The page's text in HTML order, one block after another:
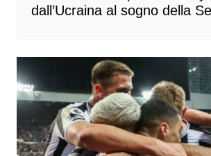
dall’Ucraina al sogno della